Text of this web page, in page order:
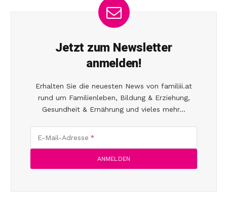
Jetzt zum Newsletter
anmelden!
Erhalten Sie die neuesten News von familiii.at
rund um Familienleben, Bildung & Erziehung,
Gesundheit & Ernährung und vieles mehr...
E-Mail-Adresse